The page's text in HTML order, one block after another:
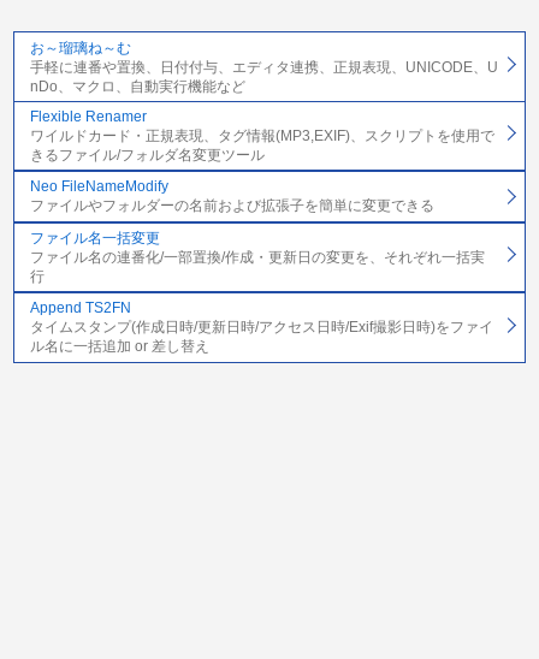
お～瑠璃ね～む
手軽に連番や置換、日付付与、エディタ連携、正規表現、UNICODE、U
nDo、マクロ、自動実行機能など
Flexible Renamer
ワイルドカード・正規表現、タグ情報(MP3,EXIF)、スクリプトを使用で
きるファイル/フォルダ名変更ツール
Neo FileNameModify
ファイルやフォルダーの名前および拡張子を簡単に変更できる
ファイル名一括変更
ファイル名の連番化/一部置換/作成・更新日の変更を、それぞれ一括実
行
Append TS2FN
タイムスタンプ(作成日時/更新日時/アクセス日時/Exif撮影日時)をファイ
ル名に一括追加 or 差し替え